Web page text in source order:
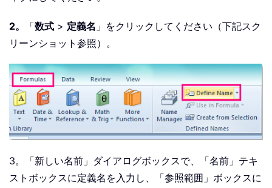
2。 「数式 > 定義名 」をクリックしてください（下記スク
リーンショット参照）。
3。「新しい名前」ダイアログボックスで、「名前」テキ
ストボックスに定義名を入力し、「参照範囲」ボックスに